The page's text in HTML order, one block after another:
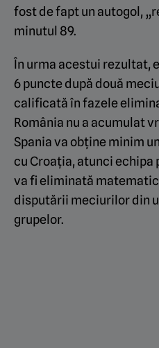
fost de fapt un autogol,
minutul 89.
În urma acestui rezultat,
6 puncte după două
calificată în fazele
România nu a acumulat
Spania va obține minim
cu Croația, atunci echipa
va fi eliminată
disputării meciurilor din
grupelor.